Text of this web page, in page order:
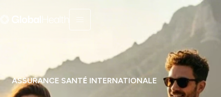
ASSURANCE SANTÉ INTERNATIONALE